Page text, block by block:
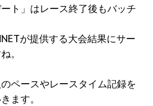
ト」はレース終了後もバッチ
が提供する大会結果にサー
。
ペースやレースタイム記録を
ます。